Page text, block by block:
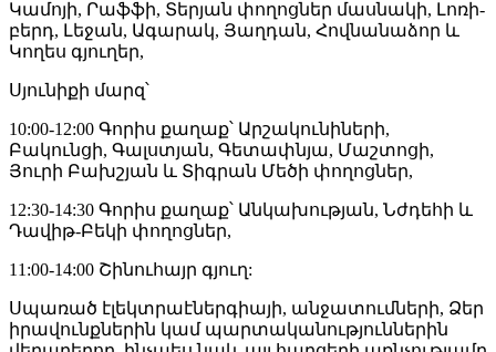
Կամոյի, Րաֆֆի, Տերյան փողոցներ մասնակի, Լոռի-
բերդ, Լեջան, Ագարակ, Յաղդան, Հովնանաձոր և
Կողես գյուղեր,
Սյունիքի մարզ՝
10:00-12:00 Գորիս քաղաք՝ Արշակունիների,
Բակունցի, Գալստյան, Գետափնյա, Մաշտոցի,
Յուրի Բախշյան և Տիգրան Մեծի փողոցներ,
12:30-14:30 Գորիս քաղաք՝ Անկախության, Նժդեհի և
Դավիթ-Բեկի փողոցներ,
11:00-14:00 Շինուհայր գյուղ:
Սպառած էլեկտրաէներգիայի, անջատումների, Ձեր
իրավունքներին կամ պարտականություններին